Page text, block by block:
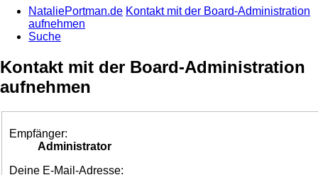
NataliePortman.de Kontakt mit der Board-Administration
aufnehmen
Suche
Kontakt mit der Board-Administration
aufnehmen
Empfänger:
Administrator
Deine E-Mail-Adresse: